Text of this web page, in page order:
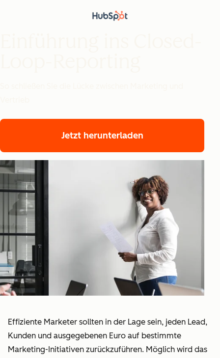
Jetzt herunterladen
Effiziente Marketer sollten in der Lage sein, jeden Lead,
Kunden und ausgegebenen Euro auf bestimmte
Marketing-Initiativen zurückzuführen. Möglich wird das